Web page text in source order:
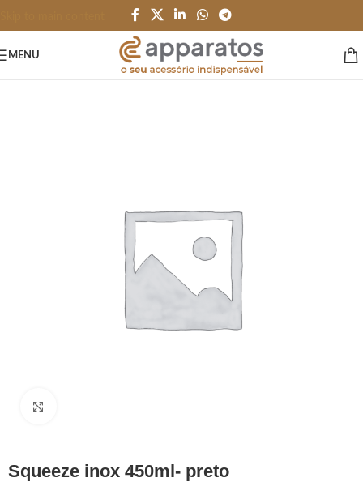
MENU
GARRAFAS e SQUEEZES/Garrafas/Alumínio e Inox
squeeze inox 450ml- preto